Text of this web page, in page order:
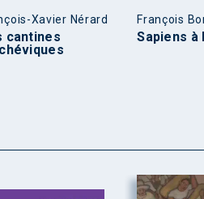
Xavier Nérard
cantines
François
Sapiens à